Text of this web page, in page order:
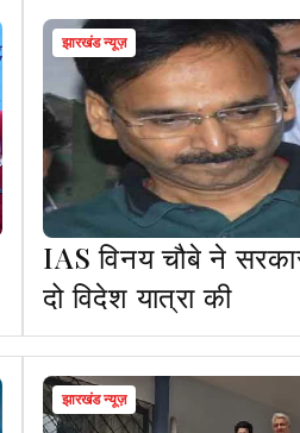
झारखंड न्यूज़
IAS विनय चौबे ने
दो विदेश यात्रा की
झारखंड न्यूज़